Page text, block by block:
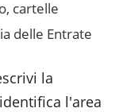
cartelle
delle Entrate
la
l'area